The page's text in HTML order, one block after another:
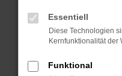
Manche
verhindern.
Essentiell
Diese Technologien
Kernfunktionalität der
Funktional